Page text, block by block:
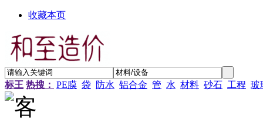
收藏本页
标王 热搜： PE膜 袋 防水 铝合金 管 水 材料 砂石 工程 玻